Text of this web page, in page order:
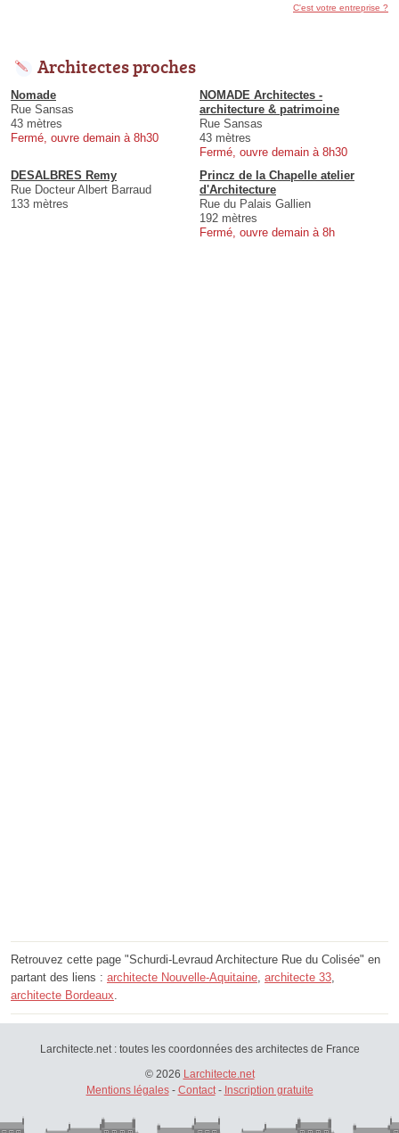
C'est votre entreprise ?
Architectes proches
Nomade
Rue Sansas
43 mètres
Fermé, ouvre demain à 8h30
NOMADE Architectes -
architecture & patrimoine
Rue Sansas
43 mètres
Fermé, ouvre demain à 8h30
DESALBRES Remy
Rue Docteur Albert Barraud
133 mètres
Princz de la Chapelle atelier
d'Architecture
Rue du Palais Gallien
192 mètres
Fermé, ouvre demain à 8h
Retrouvez cette page "Schurdi-Levraud Architecture Rue du Colisée" en
partant des liens : architecte Nouvelle-Aquitaine, architecte 33,
architecte Bordeaux.
Larchitecte.net : toutes les coordonnées des architectes de France
© 2026 Larchitecte.net
Mentions légales- Contact- Inscription gratuite